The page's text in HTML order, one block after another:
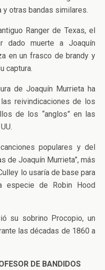
y otras bandas similares.
Ranger de Texas, el
dado muerte a Joaquín
en un frasco de brandy y
captura.
de Joaquín Murrieta ha
reivindicaciones de los
de los “anglos” en las
populares y del
de Joaquín Murrieta”, más
lo usaría de base para
especie de Robin Hood
su sobrino Procopio, un
las décadas de 1860 a
DE BANDIDOS